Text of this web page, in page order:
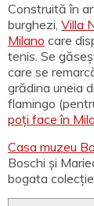
Construită în
burghezi, Villa
Milano care
tenis. Se
care se
grădina uneia
flamingo
poți face în
Casa muzeu
Boschi și
bogata